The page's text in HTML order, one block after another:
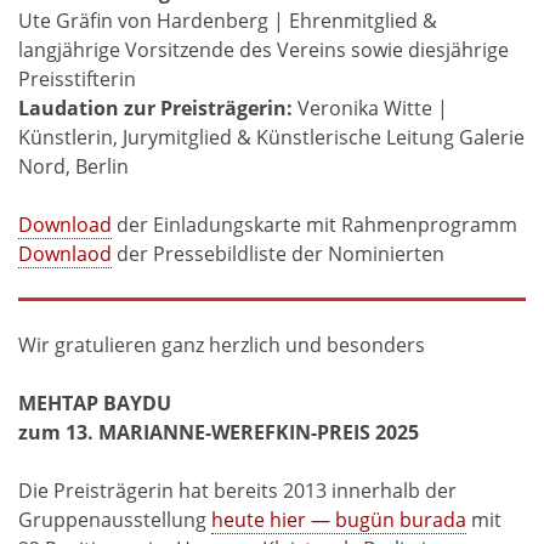
Ute Gräfin von Hardenberg | Ehrenmitglied &
langjährige Vorsitzende des Vereins sowie diesjährige
Preisstifterin
Laudation zur Preisträgerin: Veronika Witte |
Künstlerin, Jurymitglied & Künstlerische Leitung Galerie
Nord, Berlin
Download der Einladungskarte mit Rahmenprogramm
Downlaod der Pressebildliste der Nominierten
Wir gratulieren ganz herzlich und besonders
MEHTAP BAYDU
zum 13. MARIANNE-WEREFKIN-PREIS 2025
Die Preisträgerin hat bereits 2013 innerhalb der
Gruppenausstellung heute hier — bugün burada mit